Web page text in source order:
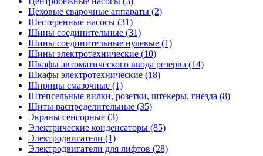
Цеховые сварочные аппараты (2)
Шестеренные насосы (31)
Шины соединительные (31)
Шины соединительные нулевые (1)
Шины электротехнические (10)
Шкафы автоматического ввода резерва (14)
Шкафы электротехнические (18)
Шприцы смазочные (1)
Штепсельные вилки, розетки, штекеры, гнезда (8)
Щиты распределительные (35)
Экраны сенсорные (3)
Электрические конденсаторы (85)
Электродвигатели (1)
Электродвигатели для лифтов (28)